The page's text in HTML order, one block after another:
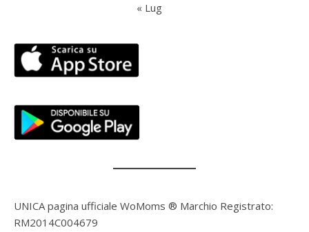
« Lug
UNICA pagina ufficiale WoMoms ® Marchio Registrato:
RM2014C004679